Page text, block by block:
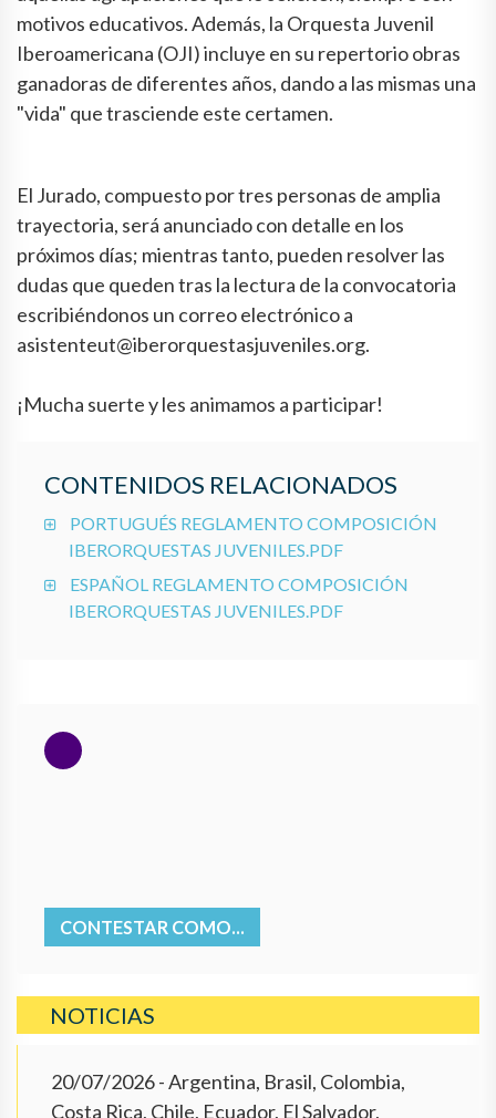
motivos educativos. Además, la Orquesta Juvenil
Iberoamericana (OJI) incluye en su repertorio obras
ganadoras de diferentes años, dando a las mismas una
"vida" que trasciende este certamen.
El Jurado, compuesto por tres personas de amplia
trayectoria, será anunciado con detalle en los
próximos días; mientras tanto, pueden resolver las
dudas que queden tras la lectura de la convocatoria
escribiéndonos un correo electrónico a
asistenteut@iberorquestasjuveniles.org.
¡Mucha suerte y les animamos a participar!
CONTENIDOS RELACIONADOS
PORTUGUÉS REGLAMENTO COMPOSICIÓN
IBERORQUESTAS JUVENILES.PDF
ESPAÑOL REGLAMENTO COMPOSICIÓN
IBERORQUESTAS JUVENILES.PDF
CONTESTAR COMO...
NOTICIAS
20/07/2026- Argentina, Brasil, Colombia,
Costa Rica, Chile, Ecuador, El Salvador,